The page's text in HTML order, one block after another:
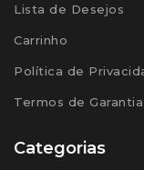
Lista de Desejos
Carrinho
Política de
Termos de
Categorias